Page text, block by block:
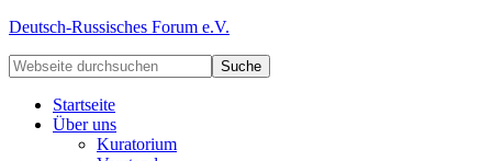
Deutsch-Russisches Forum e.V.
Startseite
Über uns
Kuratorium